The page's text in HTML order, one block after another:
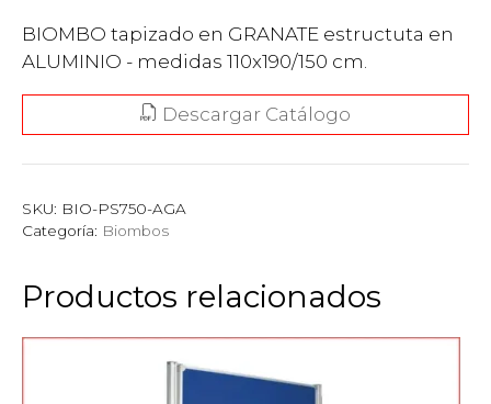
BIOMBO tapizado en GRANATE estructuta en
ALUMINIO - medidas 110x190/150 cm.
Descargar Catálogo
SKU: BIO-PS750-AGA
Categoría: Biombos
Productos relacionados